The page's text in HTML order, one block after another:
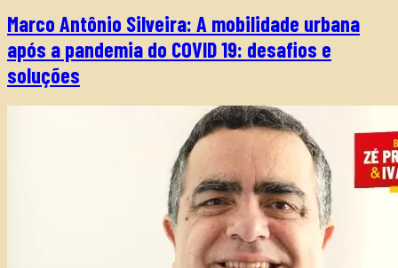
Marco Antônio Silveira: A mobilidade urbana
após a pandemia do COVID 19: desafios e
soluções